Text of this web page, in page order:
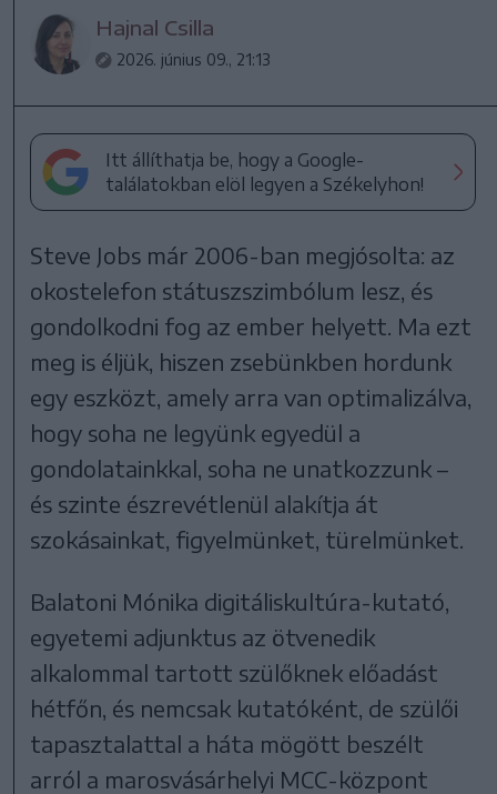
Hajnal Csilla
2026. június 09., 21:13
Itt állíthatja be, hogy a Google-
találatokban elöl legyen a Székelyhon!
Steve Jobs már 2006-ban megjósolta: az
okostelefon státuszszimbólum lesz, és
gondolkodni fog az ember helyett. Ma ezt
meg is éljük, hiszen zsebünkben hordunk
egy eszközt, amely arra van optimalizálva,
hogy soha ne legyünk egyedül a
gondolatainkkal, soha ne unatkozzunk –
és szinte észrevétlenül alakítja át
szokásainkat, figyelmünket, türelmünket.
Balatoni Mónika digitáliskultúra-kutató,
egyetemi adjunktus az ötvenedik
alkalommal tartott szülőknek előadást
hétfőn, és nemcsak kutatóként, de szülői
tapasztalattal a háta mögött beszélt
arról a marosvásárhelyi MCC-központ